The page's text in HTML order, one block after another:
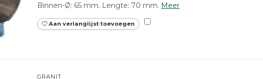
Binnen-Ø: 65 mm. Lengte: 70 mm. Meer
Aan verlanglijst toevoegen
GRANIT